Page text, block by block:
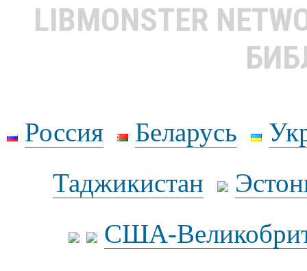
LIBMONSTER
Россия Беларусь
Таджикистан
США-